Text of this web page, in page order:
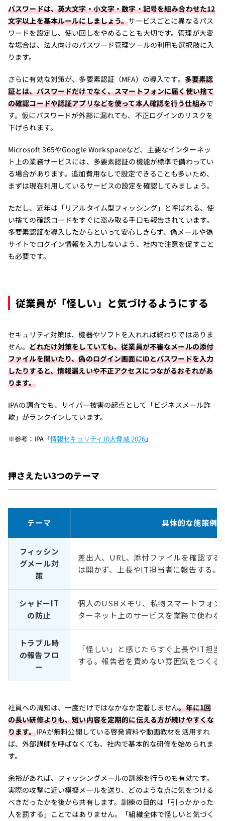
パスワードは、英大文字・小文字・数字・記号を組み合わせた12
文字以上を基本ルールにしましょう。サービスごとに異なるパス
ワードを設定し、使い回しをやめることも大切です。管理が大変
な場合は、法人向けのパスワード管理ツールの利用も選択肢に入
ります。
さらに有効な対策が、多要素認証（MFA）の導入です。 多要素認
証とは、パスワードだけでなく、スマートフォンに届く使い捨て
の確認コードや認証アプリなどを使って本人確認を行う仕組みで
す。仮にパスワードが外部に漏れても、不正ログインのリスクを
下げられます。
Microsoft 365やGoogle Workspaceなど、主要なインターネッ
ト上の業務サービスには、多要素認証の機能が標準で備わってい
る場合があります。追加費用なしで設定できることも多いため、
まずは現在利用しているサービスの設定を確認してみましょう。
ただし、近年は「リアルタイム型フィッシング」と呼ばれる、使
い捨ての確認コードをすぐに盗み取る手口も報告されています。
多要素認証を導入したからといって安心しきらず、偽メールや偽
サイトでログイン情報を入力しないよう、社内で注意を促すこと
も必要です。
従業員が「怪しい」と気づけるようにする
セキュリティ対策は、機器やソフトを入れれば終わりではありま
せん。どれだけ対策をしていても、従業員が不審なメールの添付
ファイルを開いたり、偽のログイン画面にIDとパスワードを入力
したりすると、情報漏えいや不正アクセスにつながるおそれがあ
ります。
IPAの調査でも、サイバー被害の起点として「ビジネスメール詐
欺」がランクインしています。
※参考：IPA「情報セキュリティ10大脅威 2026」
押さえたい3つのテーマ
テーマ 具体的な施策例
フィッシン
グメール対
策
差出人、URL、添付ファイルを確認する
は開かず、上長やIT担当者に報告する。
シャドーIT
の防止
個人のUSBメモリ、私物スマートフォン
ターネット上のサービスを業務で使わな
トラブル時
の報告フロ
ー
「怪しい」と感じたらすぐ上長やIT担
する。報告者を責めない雰囲気をつくる
社員への周知は、一度だけではなかなか定着しません。年に1回
の長い研修よりも、短い内容を定期的に伝える方が続けやすくな
ります。IPAが無料公開している啓発資料や動画教材を活用すれ
ば、外部講師を呼ばなくても、社内で基本的な研修を始められま
す。
余裕があれば、フィッシングメールの訓練を行うのも有効です。
実際の攻撃に近い模擬メールを送り、どのような点に気をつける
べきだったかを後から共有します。訓練の目的は「引っかかった
人を罰する」ことではありません。「組織全体で怪しいと気づく